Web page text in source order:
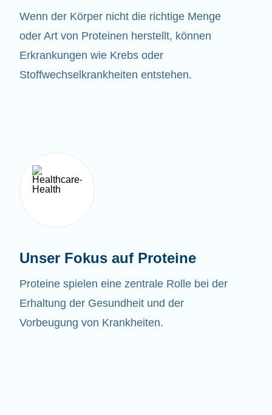
Wenn der Körper nicht die richtige Menge
oder Art von Proteinen herstellt, können
Erkrankungen wie Krebs oder
Stoffwechselkrankheiten entstehen.
Unser Fokus auf Proteine
Proteine spielen eine zentrale Rolle bei der
Erhaltung der Gesundheit und der
Vorbeugung von Krankheiten.